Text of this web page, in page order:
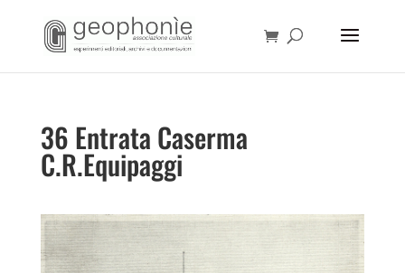
36 Entrata Caserma
C.R.Equipaggi